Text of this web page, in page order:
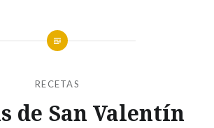
RECETAS
de San Valentín